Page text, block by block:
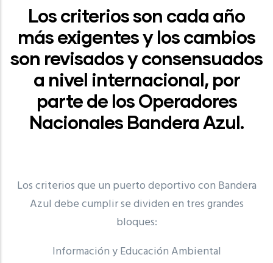
Los criterios son cada año
más exigentes y los cambios
son revisados y consensuados
a nivel internacional, por
parte de los Operadores
Nacionales Bandera Azul.
Los criterios que un puerto deportivo con Bandera
Azul debe cumplir se dividen en tres grandes
bloques:
Información y Educación Ambiental